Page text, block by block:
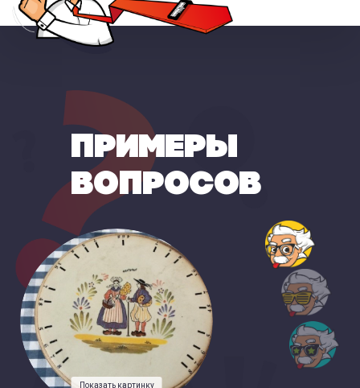
ПРИМЕРЫ
ВОПРОСОВ
Показать картинку